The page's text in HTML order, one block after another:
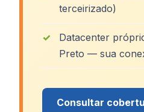
terceirizado)
Datacenter
Preto — sua
Consultar